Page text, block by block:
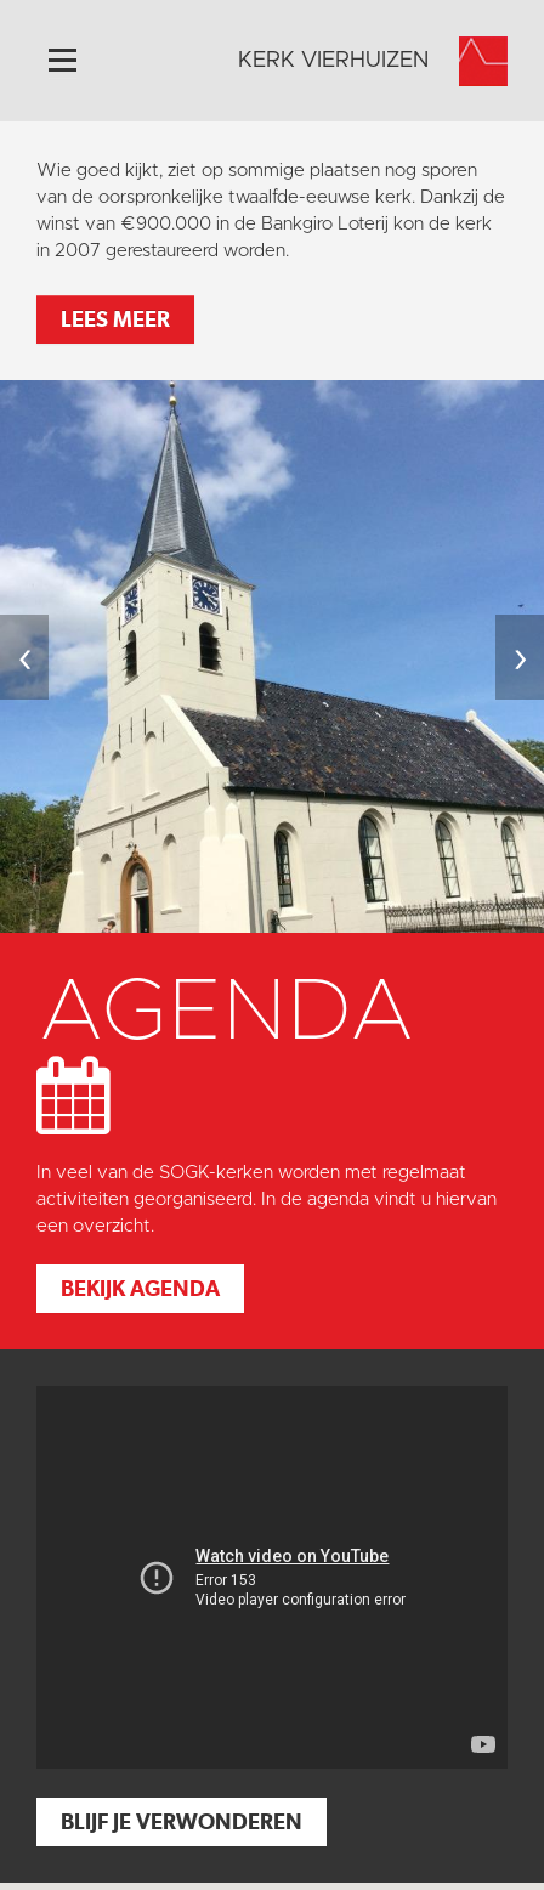
Home
Algemeen
Historie
Activiteiten
Contact
Vaktaal
KERK VIERHUIZEN
Wie goed kijkt, ziet op sommige plaatsen nog sporen
van de oorspronkelijke twaalfde-eeuwse kerk. Dankzij de
winst van €900.000 in de Bankgiro Loterij kon de kerk
in 2007 gerestaureerd worden.
LEES MEER
‹ ›
AGENDA
In veel van de SOGK-kerken worden met regelmaat
activiteiten georganiseerd. In de agenda vindt u hiervan
een overzicht.
BEKIJK AGENDA
BLIJF JE VERWONDEREN